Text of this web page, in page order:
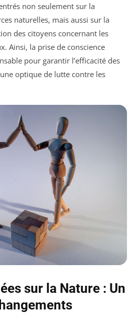
non seulement sur la
naturelles, mais aussi sur la
des citoyens concernant les
Ainsi, la prise de conscience
pour garantir l’efficacité des
optique de lutte contre les
sur la Nature : Un